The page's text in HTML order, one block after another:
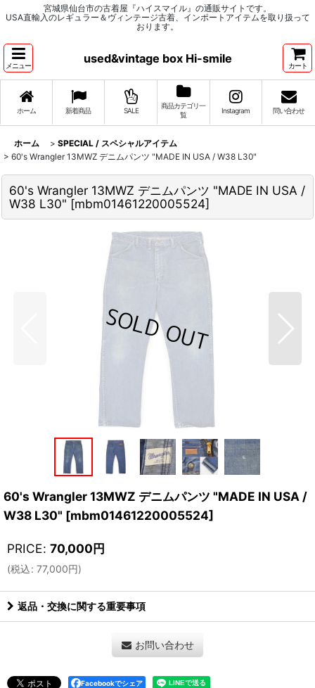
宮城県仙台市の古着屋『ハイスマイル』の通販サイトです。
USA直輸入のレギュラー＆ヴィンテージ古着、インポートアイテムを取り扱って
おります。
メニュー
used&vintage box Hi-smile
カート
ホーム 新着商品 SALE
商品カテゴリ一
覧
Instagram 問い合わせ
ホーム > SPECIAL / スペシャルアイテム
> 60's Wrangler 13MWZ デニムパンツ "MADE IN USA / W38 L30"
60's Wrangler 13MWZ デニムパンツ "MADE IN USA /
W38 L30" [mbm01461220005524]
60's Wrangler 13MWZ デニムパンツ "MADE IN USA /
W38 L30" [mbm01461220005524]
PRICE: 70,000円
(税込: 77,000円)
返品・交換に関する重要事項
お問い合わせ
Facebookでシェア